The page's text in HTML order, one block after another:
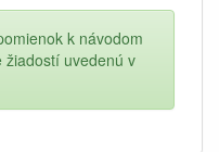
k návodom
uvedenú v